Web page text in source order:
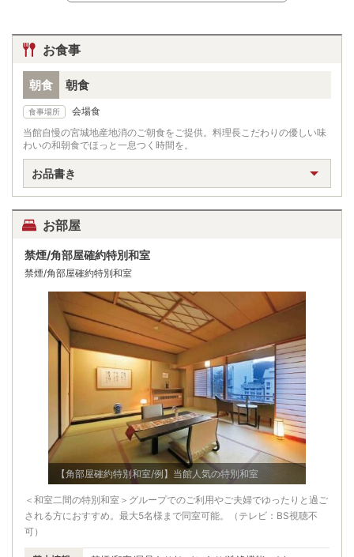
お食事
朝食 朝食
食事場所
会場食
当館自慢の宮城地産地消のご朝食をご提供。料理長こだわりの優しい味
わいの和朝食でほっと一息つく時間を。
お品書き
お部屋
禁煙/角部屋確約特別和室
禁煙/角部屋確約特別和室
【角部屋確約特別和室/例】当館人気の特別和室
＜和室二間の特別和室＞グループでのご利用やご夫婦でゆったりと過ご
される方におすすめ。最大5名様まで同室可能。（テレビ：BS視聴不
可）